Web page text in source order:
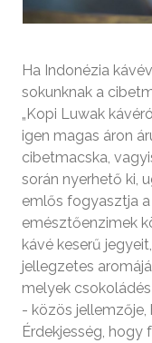
Ha Indonézia
sokunknak a
„Kopi Luwak
igen magas áron
cibetmacska,
során nyerhető ki,
emlős fogyasztja
emésztőenzimek
kávé keserű
jellegzetes
melyek
- közös jellemzője,
Érdekjesség, hogy